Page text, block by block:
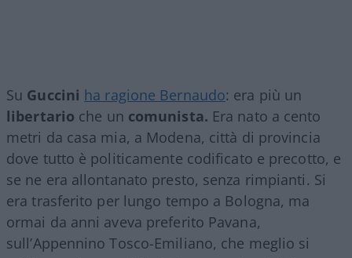
Su Guccini ha ragione Bernaudo: era più un
libertario che un comunista. Era nato a cento
metri da casa mia, a Modena, città di provincia
dove tutto è politicamente codificato e precotto, e
se ne era allontanato presto, senza rimpianti. Si
era trasferito per lungo tempo a Bologna, ma
ormai da anni aveva preferito Pavana,
sull’Appennino Tosco-Emiliano, che meglio si